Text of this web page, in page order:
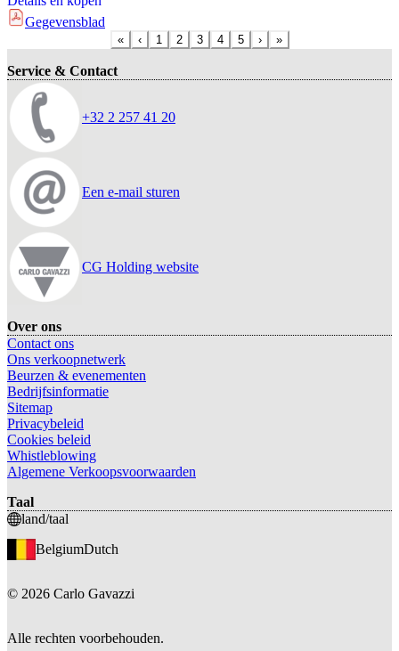
Gegevensblad
« ‹ 1 2 3 4 5 › »
Service & Contact
+32 2 257 41 20
Een e-mail sturen
CG Holding website
Over ons
Contact ons
Ons verkoopnetwerk
Beurzen & evenementen
Bedrijfsinformatie
Sitemap
Privacybeleid
Cookies beleid
Whistleblowing
Algemene Verkoopsvoorwaarden
Taal
land/taal
BelgiumDutch
© 2026 Carlo Gavazzi
Alle rechten voorbehouden.